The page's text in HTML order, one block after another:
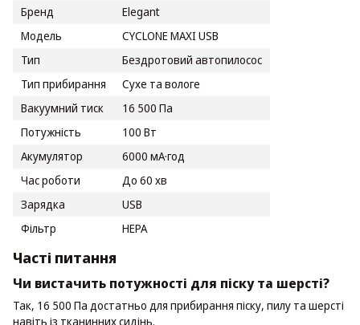
Бренд
Elegant
Модель
CYCLONE MAXI USB
Тип
Бездротовий автопилосос
Тип прибирання
Сухе та вологе
Вакуумний тиск
16 500 Па
Потужність
100 Вт
Акумулятор
6000 мА·год
Час роботи
До 60 хв
Зарядка
USB
Фільтр
HEPA
Часті питання
Чи вистачить потужності для піску та шерсті?
Так, 16 500 Па достатньо для прибирання піску, пилу та шерсті
навіть із тканинних сидінь.